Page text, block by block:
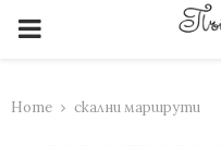
PRIMARY
Home скални маршрути